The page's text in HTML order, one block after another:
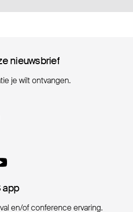
nieuwsbrief
nieuwsbrief
je wilt ontvangen.
app
app
en/of conference ervaring.